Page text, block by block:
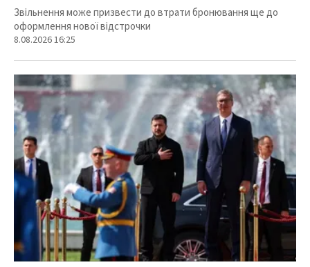
Звільнення може призвести до втрати бронювання ще до
оформлення нової відстрочки
8.08.2026 16:25